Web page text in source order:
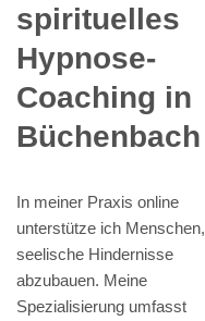
spirituelles
Hypnose-
Coaching in
Büchenbach
In meiner Praxis online
unterstütze ich Menschen,
seelische Hindernisse
abzubauen. Meine
Spezialisierung umfasst